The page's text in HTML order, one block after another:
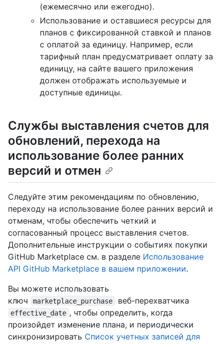
(ежемесячно или ежегодно).
Использование и оставшиеся ресурсы для
планов с фиксированной ставкой и планов
с оплатой за единицу. Например, если
тарифный план предусматривает оплату за
единицу, на сайте вашего приложения
должен отображать используемые и
доступные единицы.
Службы выставления счетов для
обновлений, перехода на
использование более ранних
версий и отмен
Следуйте этим рекомендациям по обновлению,
переходу на использование более ранних версий и
отменам, чтобы обеспечить четкий и
согласованный процесс выставления счетов.
Дополнительные инструкции о событиях покупки
GitHub Marketplace см. в разделе Использование
API GitHub Marketplace в вашем приложении.
Вы можете использовать
ключ
marketplace_purchase веб-перехватчика
effective_date , чтобы определить, когда
произойдет изменение плана, и периодически
синхронизировать Список учетных записей для